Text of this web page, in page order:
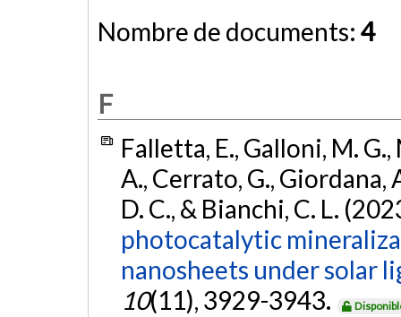
Nombre de documents: 4
F
Falletta, E., Galloni, M.
A., Cerrato, G., Giordana,
D. C., & Bianchi, C. L.
photocatalytic
nanosheets under solar
10(11), 3929-3943.